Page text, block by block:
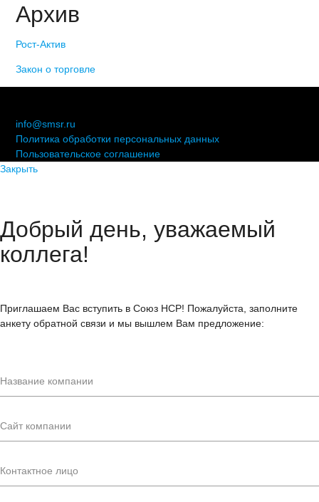
Архив
Рост-Актив
Закон о торговле
info@smsr.ru
Политика обработки персональных данных
Пользовательское соглашение
Закрыть
Добрый день, уважаемый
коллега!
Приглашаем Вас вступить в Союз НСР! Пожалуйста, заполните
анкету обратной связи и мы вышлем Вам предложение: